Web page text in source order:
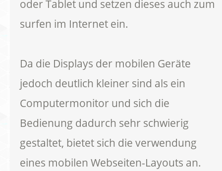
oder Tablet und setzen dieses auch zum
surfen im Internet ein.
Da die Displays der mobilen Geräte
jedoch deutlich kleiner sind als ein
Computermonitor und sich die
Bedienung dadurch sehr schwierig
gestaltet, bietet sich die verwendung
eines mobilen Webseiten-Layouts an.